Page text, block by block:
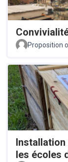
Proposition
les écoles